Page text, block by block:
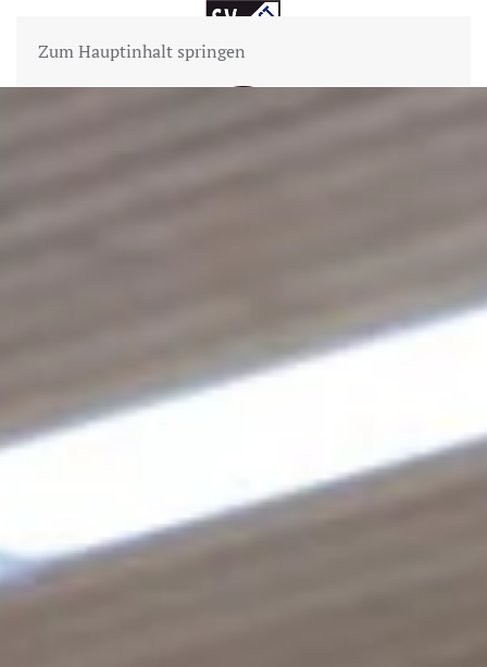
Zum Hauptinhalt springen